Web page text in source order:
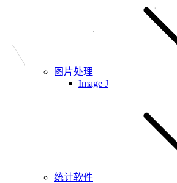
图片处理
Image J
统计软件